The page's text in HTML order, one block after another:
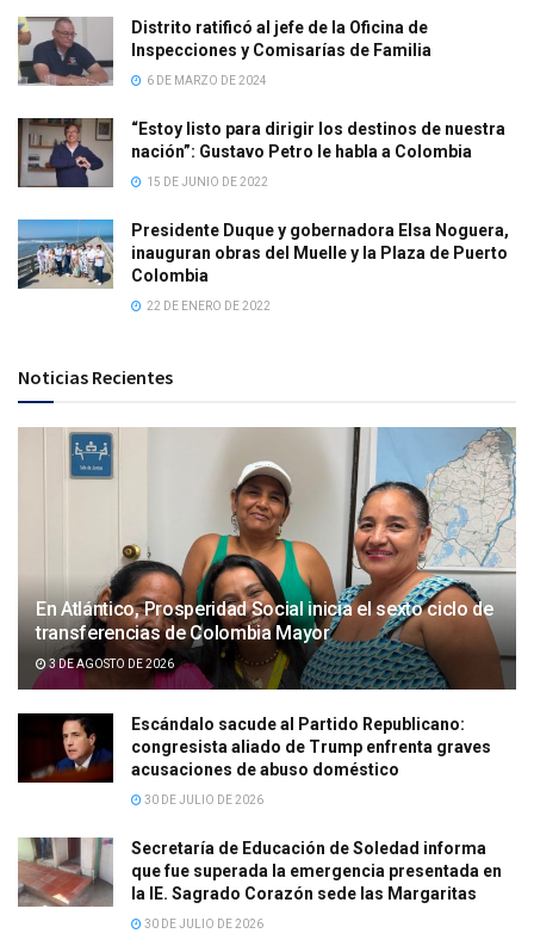
Distrito ratificó al jefe de la Oficina de
Inspecciones y Comisarías de Familia
6 DE MARZO DE 2024
“Estoy listo para dirigir los destinos de nuestra
nación”: Gustavo Petro le habla a Colombia
15 DE JUNIO DE 2022
Presidente Duque y gobernadora Elsa Noguera,
inauguran obras del Muelle y la Plaza de Puerto
Colombia
22 DE ENERO DE 2022
Noticias Recientes
En Atlántico, Prosperidad Social inicia el sexto ciclo de
transferencias de Colombia Mayor
3 DE AGOSTO DE 2026
Escándalo sacude al Partido Republicano:
congresista aliado de Trump enfrenta graves
acusaciones de abuso doméstico
30 DE JULIO DE 2026
Secretaría de Educación de Soledad informa
que fue superada la emergencia presentada en
la IE. Sagrado Corazón sede las Margaritas
30 DE JULIO DE 2026